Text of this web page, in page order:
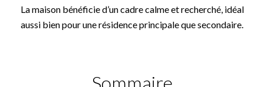
La maison bénéficie d’un cadre calme et recherché, idéal
aussi bien pour une résidence principale que secondaire.